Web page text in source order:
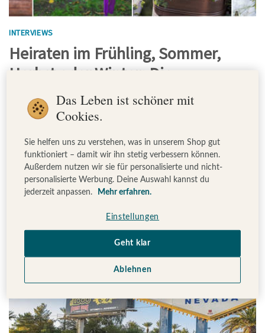
INTERVIEWS
Heiraten im Frühling, Sommer,
Herbst oder Winter: Die
Blumentrends 2016
Wir haben mit Blumenexpertin Franziska von
gesprochen. Sie hat uns verraten, was die beliebtesten
Brautsträuße, Blumensorten und Farben in diesem Jahr
sein werden. 2016 wird es auf den Hochzeiten blumig-
bunt!
Das Leben ist schöner mit
Cookies.
Sie helfen uns zu verstehen, was in unserem Shop gut
funktioniert – damit wir ihn stetig verbessern können.
Außerdem nutzen wir sie für personalisierte und nicht-
personalisierte Werbung. Deine Auswahl kannst du
jederzeit anpassen.
Mehr erfahren.
Einstellungen
Ablehnen
Geht klar